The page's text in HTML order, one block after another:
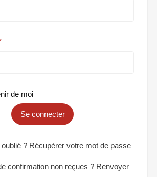
de moi
Se connecter
? Récupérer votre mot de passe
confirmation non reçues ? Renvoyer